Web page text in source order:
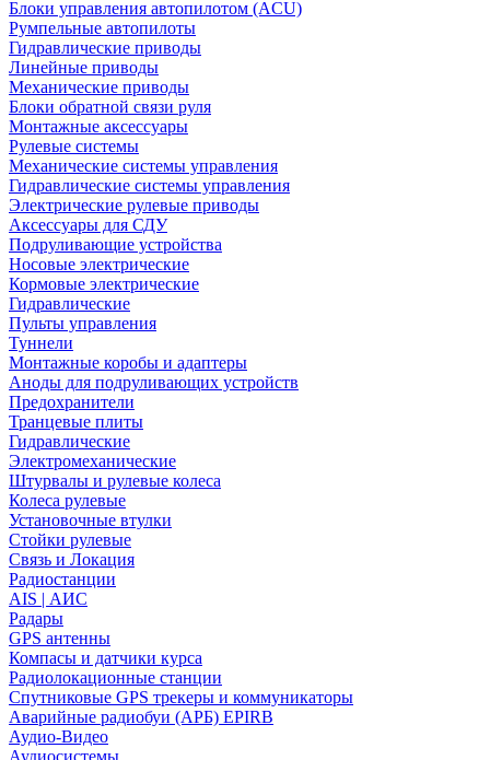
Блоки управления автопилотом (ACU)
Румпельные автопилоты
Гидравлические приводы
Линейные приводы
Механические приводы
Блоки обратной связи руля
Монтажные аксессуары
Рулевые системы
Механические системы управления
Гидравлические системы управления
Электрические рулевые приводы
Аксессуары для СДУ
Подруливающие устройства
Носовые электрические
Кормовые электрические
Гидравлические
Пульты управления
Туннели
Монтажные коробы и адаптеры
Аноды для подруливающих устройств
Предохранители
Транцевые плиты
Гидравлические
Электромеханические
Штурвалы и рулевые колеса
Колеса рулевые
Установочные втулки
Стойки рулевые
Связь и Локация
Радиостанции
AIS | АИС
Радары
GPS антенны
Компасы и датчики курса
Радиолокационные станции
Спутниковые GPS трекеры и коммуникаторы
Аварийные радиобуи (АРБ) EPIRB
Аудио-Видео
Аудиосистемы